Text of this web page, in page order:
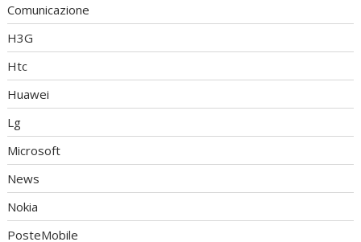
Comunicazione
H3G
Htc
Huawei
Lg
Microsoft
News
Nokia
PosteMobile